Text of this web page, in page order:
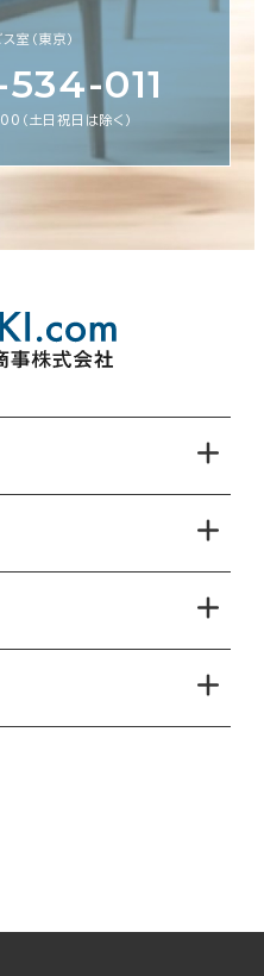
室（東京）
011
（土日祝日は除く）